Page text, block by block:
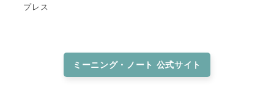
プレス
ミーニング・ノート 公式サイト